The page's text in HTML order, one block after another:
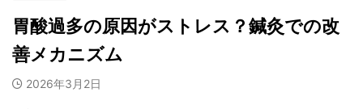
胃酸過多の原因がストレス？鍼灸での改
善メカニズム
2026年3月2日